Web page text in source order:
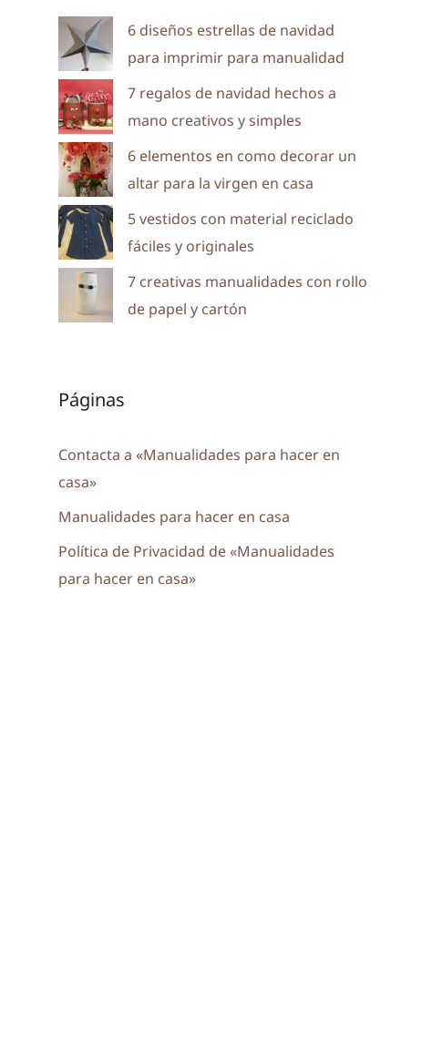
6 diseños estrellas de navidad
para imprimir para manualidad
7 regalos de navidad hechos a
mano creativos y simples
6 elementos en como decorar un
altar para la virgen en casa
5 vestidos con material reciclado
fáciles y originales
7 creativas manualidades con rollo
de papel y cartón
Páginas
Contacta a «Manualidades para hacer en
casa»
Manualidades para hacer en casa
Política de Privacidad de «Manualidades
para hacer en casa»